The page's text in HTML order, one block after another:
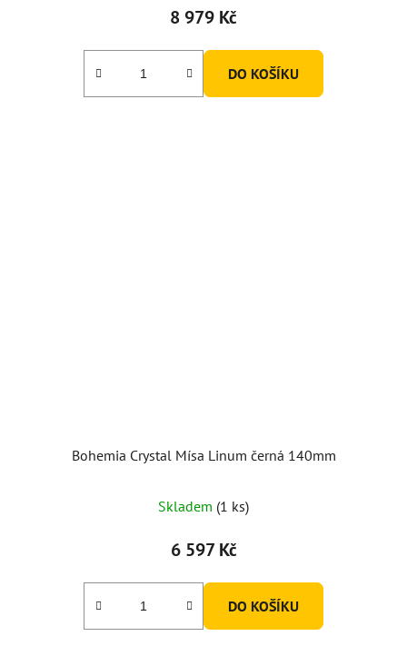
8 979 Kč
DO KOŠÍKU
Bohemia Crystal Mísa Linum černá 140mm
Skladem (1 ks)
6 597 Kč
DO KOŠÍKU